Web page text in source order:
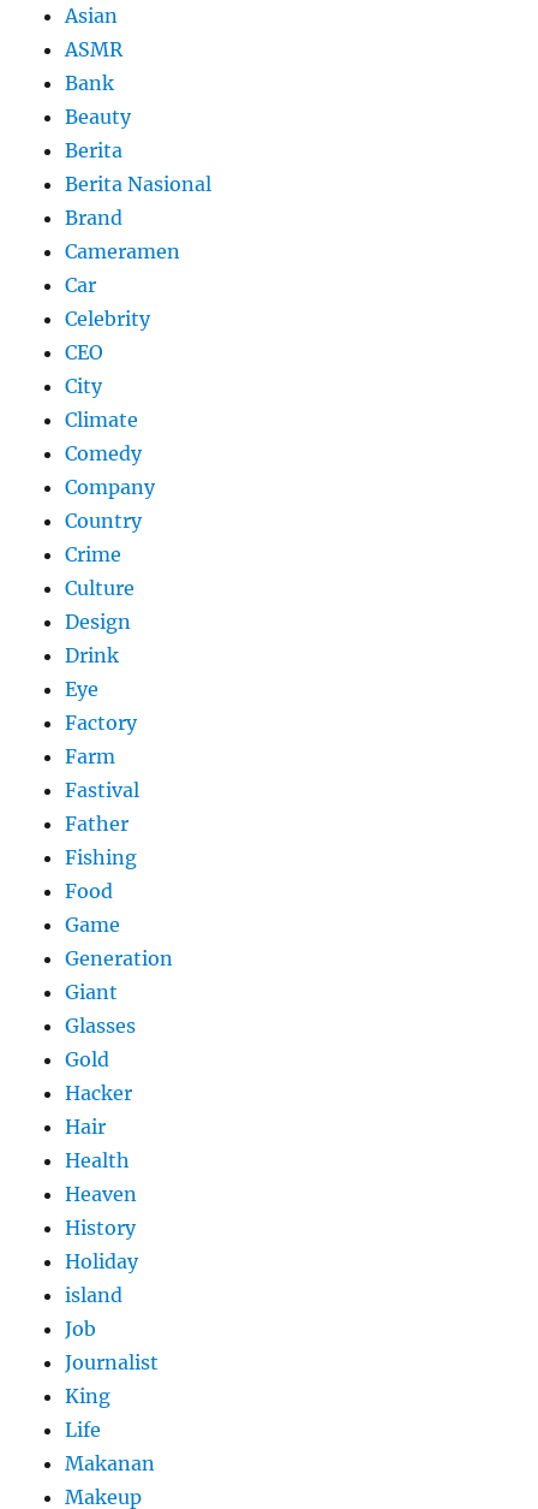
Asian
ASMR
Bank
Beauty
Berita
Berita Nasional
Brand
Cameramen
Car
Celebrity
CEO
City
Climate
Comedy
Company
Country
Crime
Culture
Design
Drink
Eye
Factory
Farm
Fastival
Father
Fishing
Food
Game
Generation
Giant
Glasses
Gold
Hacker
Hair
Health
Heaven
History
Holiday
island
Job
Journalist
King
Life
Makanan
Makeup